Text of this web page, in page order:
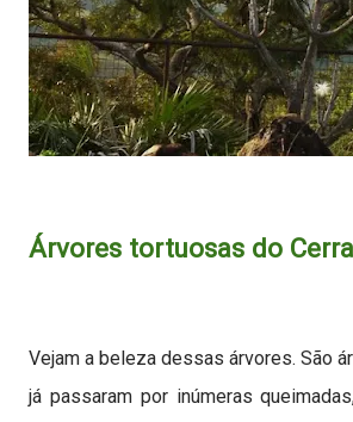
Árvores tortuosas do
Vejam a beleza dessas árvores. São
já passaram por inúmeras